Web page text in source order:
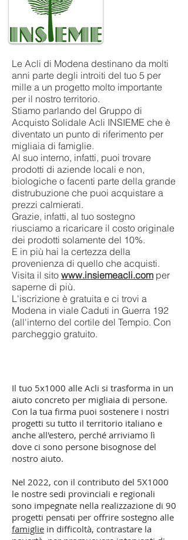
Le Acli di Modena destinano da molti
anni parte degli introiti del tuo 5 per
mille a un progetto molto importante
per il nostro territorio.
Stiamo parlando del Gruppo di
Acquisto Solidale Acli INSIEME che è
diventato un punto di riferimento per
migliaia di famiglie.
Al suo interno, infatti, puoi trovare
prodotti di aziende locali e non,
biologiche o facenti parte della grande
distrubuzione che puoi acquistare a
prezzi calmierati.
Grazie, infatti, al tuo sostegno
riusciamo a ricaricare il costo originale
dei prodotti solamente del 10%.
E in più hai la certezza della
provenienza di quello che acquisti.
Visita il sito www.insiemeacli.com per
saperne di più.
L'iscrizione è gratuita e ci trovi a
Modena in viale Caduti in Guerra 192
(all'interno del cortile del Tempio. Con
parcheggio gratuito.
Il tuo 5x1000 alle Acli si trasforma in un
aiuto concreto per migliaia di persone.
Con la tua firma puoi sostenere i nostri
progetti su tutto il territorio italiano e
anche all'estero, perché arriviamo lì
dove ci sono persone bisognose del
nostro aiuto.
Nel 2022, con il contributo del 5X1000
le nostre sedi provinciali e regionali
sono impegnate nella realizzazione di 90
progetti pensati per offrire sostegno alle
famiglie in difficoltà, contrastare la